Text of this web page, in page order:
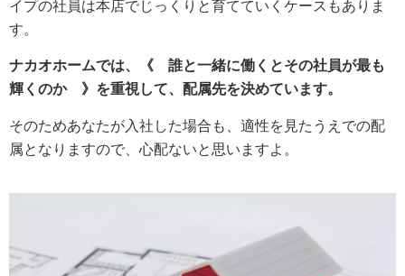
イプの社員は本店でじっくりと育てていくケースもありま
す。
ナカオホームでは、《 誰と一緒に働くとその社員が最も
輝くのか 》を重視して、配属先を決めています。
そのためあなたが入社した場合も、適性を見たうえでの配
属となりますので、心配ないと思いますよ。